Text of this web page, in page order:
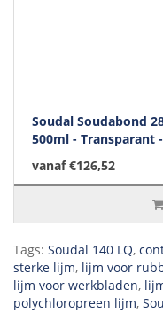
Soudal Soudabond
500ml - Transparant
vanaf €126,52
Tags: Soudal 140 LQ,
sterke lijm, lijm voor
lijm voor werkbladen,
polychloropreen lijm,